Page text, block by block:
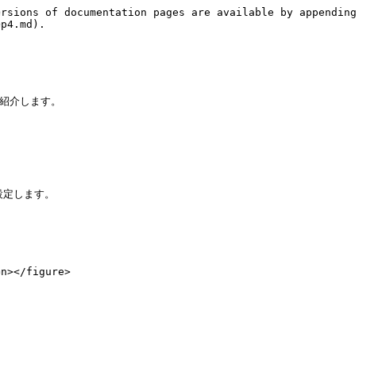
of documentation pages are available by appending
します。
します。
figure>